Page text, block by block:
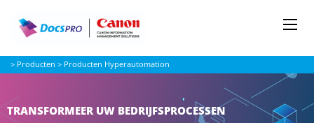
Docspro
> Producten > Producten Hyperautomation
TRANSFORMEER UW BEDRIJFSPROCESSEN